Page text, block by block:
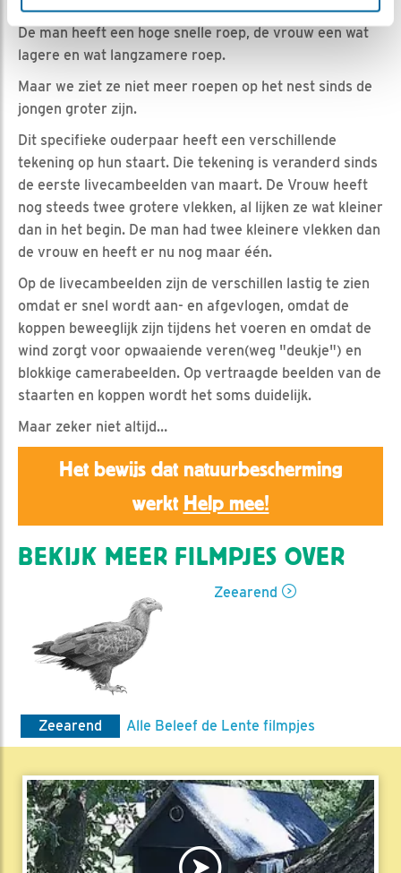
De man heeft een hoge snelle roep, de vrouw een wat
lagere en wat langzamere roep.
Maar we ziet ze niet meer roepen op het nest sinds de
jongen groter zijn.
Dit specifieke ouderpaar heeft een verschillende
tekening op hun staart. Die tekening is veranderd sinds
de eerste livecambeelden van maart. De Vrouw heeft
nog steeds twee grotere vlekken, al lijken ze wat kleiner
dan in het begin. De man had twee kleinere vlekken dan
de vrouw en heeft er nu nog maar één.
Op de livecambeelden zijn de verschillen lastig te zien
omdat er snel wordt aan- en afgevlogen, omdat de
koppen beweeglijk zijn tijdens het voeren en omdat de
wind zorgt voor opwaaiende veren(weg "deukje") en
blokkige camerabeelden. Op vertraagde beelden van de
staarten en koppen wordt het soms duidelijk.
Maar zeker niet altijd…
Het bewijs dat natuurbescherming
werkt Help mee!
BEKIJK MEER FILMPJES OVER
Zeearend
Zeearend Alle Beleef de Lente filmpjes